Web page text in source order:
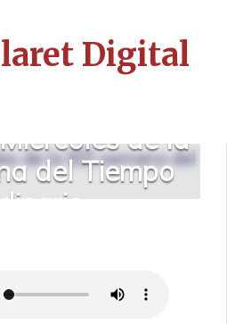
de la
del Tiempo